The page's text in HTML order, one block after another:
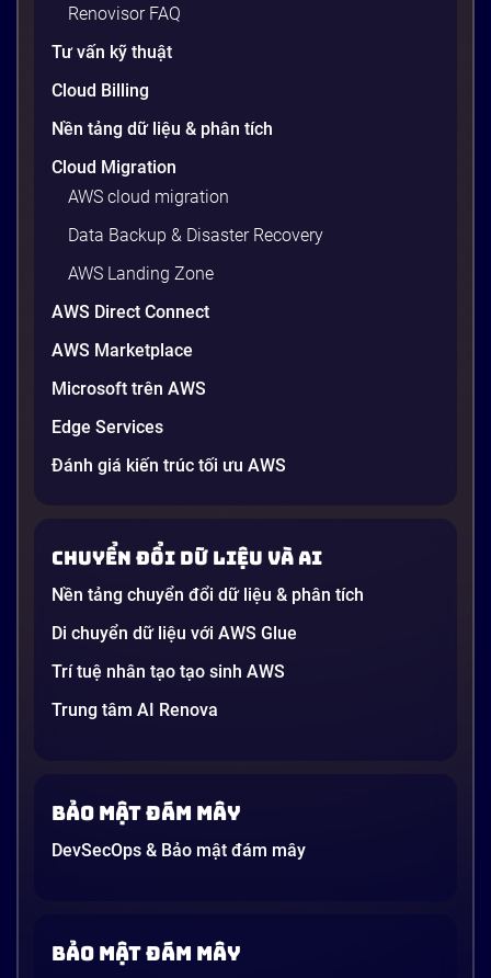
viện, cấu hình OS, biến môi trường – những thứ
20 phút
Generative AI là gì? Giải thích đơn giản
và ứng dụng cho doanh nghiệp Việt
Nam 2026
Gần đây, bạn có thể nghe đến thuật ngữ “Generative
startup công nghệ. Vấn đề là phần lớn lời giải thích
dường như chỉ được viết cho kỹ sư, không phải cho
người […]
21 phút
Renovisor FAQ
Tư vấn kỹ thuật
Cloud Billing
Nền tảng dữ liệu & phân tích
Cloud Migration
AWS cloud migration
Data Backup & Disaster Recovery
AWS Landing Zone
AWS Direct Connect
AWS Marketplace
Microsoft trên AWS
Edge Services
Đánh giá kiến trúc tối ưu AWS
Chuyển đổi dữ liệu và AI
Nền tảng chuyển đổi dữ liệu & phân tích
Di chuyển dữ liệu với AWS Glue
Trí tuệ nhân tạo tạo sinh AWS
Trung tâm AI Renova
Bảo mật đám mây
DevSecOps & Bảo mật đám mây
Bảo mật đám mây